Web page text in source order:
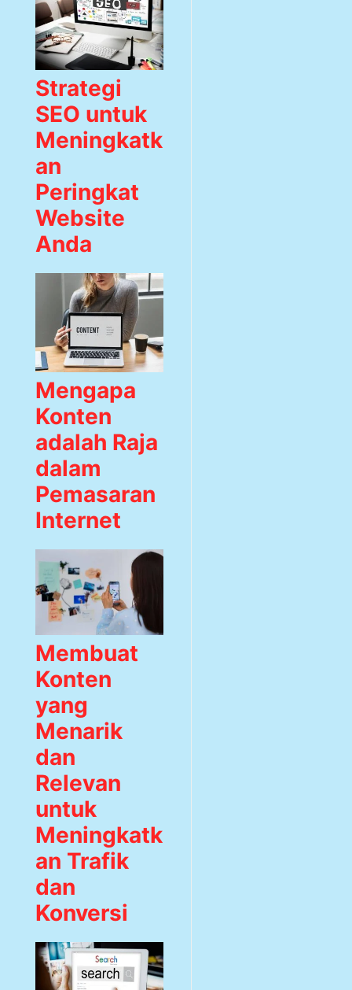
Strategi
SEO untuk
Meningkatk
an
Peringkat
Website
Anda
Mengapa
Konten
adalah Raja
dalam
Pemasaran
Internet
Membuat
Konten
yang
Menarik
dan
Relevan
untuk
Meningkatk
an Trafik
dan
Konversi